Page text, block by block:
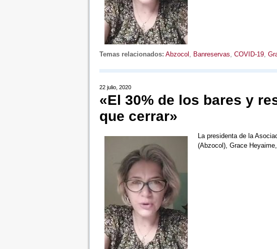
Temas relacionados: Abzocol , Banreservas, COVID-19,
22 julio, 2020
«El 30% de los bares y
que cerrar»
La presidenta de la
(Abzocol), Grace